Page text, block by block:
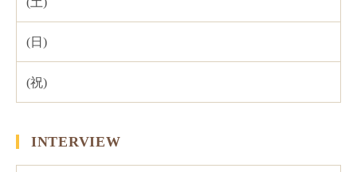
INTERVIEW